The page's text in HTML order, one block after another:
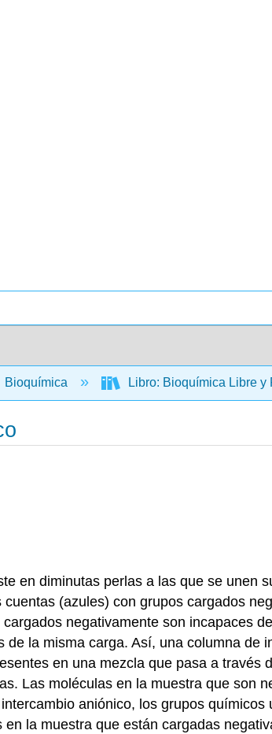
Bioquímica Libro: Bioquímica Libre
en diminutas perlas a las que se unen
(azules) con grupos cargados
negativamente son incapaces
de la misma carga. Así, una columna
en una mezcla que pasa a
Las moléculas en la muestra que son
aniónico, los grupos
la muestra que están cargadas